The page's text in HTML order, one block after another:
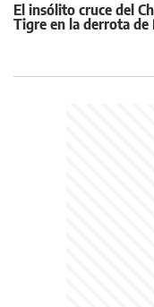
El insólito cruce del
Tigre en la derrota de